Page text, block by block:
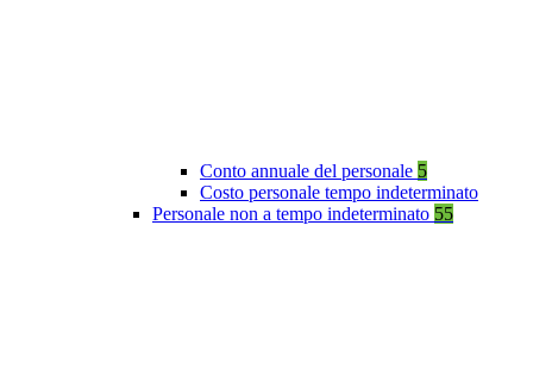
Conto annuale del personale 5
Costo personale tempo indeterminato
Personale non a tempo indeterminato 55